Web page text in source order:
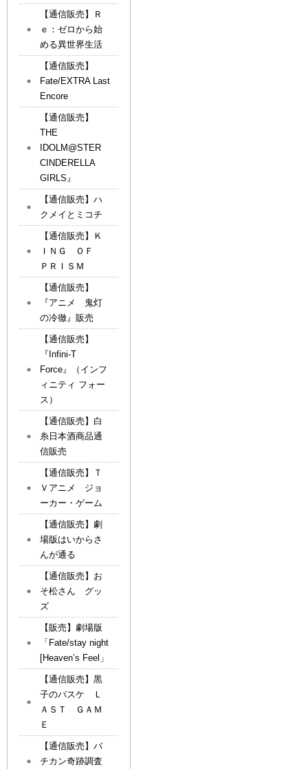
【通信販売】Ｒ
ｅ：ゼロから始
める異世界生活
【通信販売】
Fate/EXTRA Last
Encore
【通信販売】
THE
IDOLM@STER
CINDERELLA
GIRLS』
【通信販売】ハ
クメイとミコチ
【通信販売】Ｋ
ＩＮＧ ＯＦ
ＰＲＩＳＭ
【通信販売】
『アニメ 鬼灯
の冷徹』販売
【通信販売】
『Infini-T
Force』（インフ
ィニティ フォー
ス）
【通信販売】白
糸日本酒商品通
信販売
【通信販売】Ｔ
Ｖアニメ ジョ
ーカー・ゲーム
【通信販売】劇
場版はいからさ
んが通る
【通信販売】お
そ松さん グッ
ズ
【販売】劇場版
「Fate/stay night
[Heaven’s Feel」
【通信販売】黒
子のバスケ Ｌ
ＡＳＴ ＧＡＭ
Ｅ
【通信販売】バ
チカン奇跡調査